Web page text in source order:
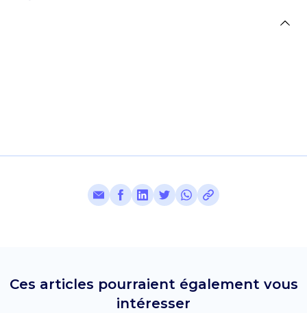
Ces articles pourraient également vous
intéresser